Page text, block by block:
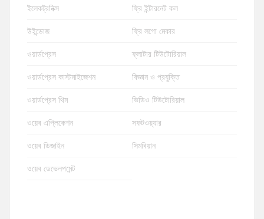
ইলেকট্রনিক্স
উইন্ডোজ
ওয়ার্ডপ্রেস
ওয়ার্ডপ্রেস কাস্টমাইজেশন
ওয়ার্ডপ্রেস থিম
ওয়েব এপ্লিকেশন
ওয়েব ডিজাইন
ওয়েব ডেভেলপমেন্ট
ফ্রি ইন্টারনেট কল
ফ্রি লগো মেকার
ফ্লাটার টিউটোরিয়াল
বিজ্ঞান ও প্রযুক্তি
ভিডিও টিউটোরিয়াল
সফটওয়্যার
সিমবিয়ান